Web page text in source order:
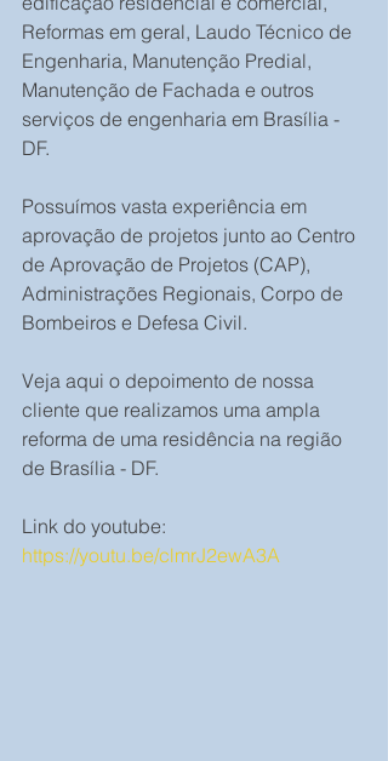
Reformas em geral, Laudo Técnico de
Engenharia, Manutenção Predial,
Manutenção de Fachada e outros
serviços de engenharia em Brasília -
DF.
Possuímos vasta experiência em
aprovação de projetos junto ao Centro
de Aprovação de Projetos (CAP),
Administrações Regionais, Corpo de
Bombeiros e Defesa Civil.
Veja aqui o depoimento de nossa
cliente que realizamos uma ampla
reforma de uma residência na região
de Brasília - DF.
Link do youtube:
https://youtu.be/clmrJ2ewA3A